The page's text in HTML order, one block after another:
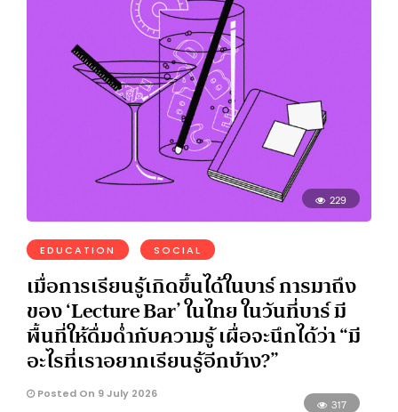
229
EDUCATION SOCIAL
เมื่อการเรียนรู้เกิดขึ้นได้ในบาร์ การมาถึง
ของ ‘Lecture Bar’ ในไทย ในวันที่บาร์ มี
พื้นที่ให้ดื่มด่ำกับความรู้ เผื่อจะนึกได้ว่า “มี
อะไรที่เราอยากเรียนรู้อีกบ้าง?”
Posted On 9 July 2026
317